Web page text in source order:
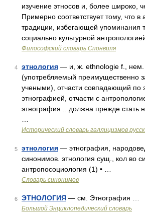
изучение этносов и, более широко,
Примерно соответствует тому, что в
традиции, избегающей упоминания
социально культурной
Философский словарь Спонвиля
4 этнология — и, ж. ethnologie f., нем.
(употребляемый преимущественно
учеными), отчасти совпадающий по
этнографией, отчасти с
этнография .. должна прежде стать
Исторический словарь галлицизмов
5 этнология — этнография,
синонимов. этнология сущ., кол во
антропосоциология (1) • …
Словарь синонимов
6 ЭТНОЛОГИЯ — см. Этнография …
Большой Энциклопедический словарь